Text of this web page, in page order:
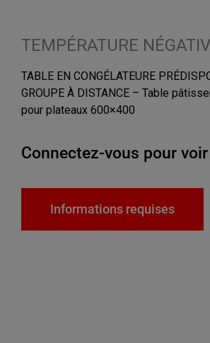
TEMPÉRATURE
TABLE EN CONGÉLATEURE
GROUPE À DISTANCE – Table
pour plateaux 600×400
Connectez-vous pour
Informations requises